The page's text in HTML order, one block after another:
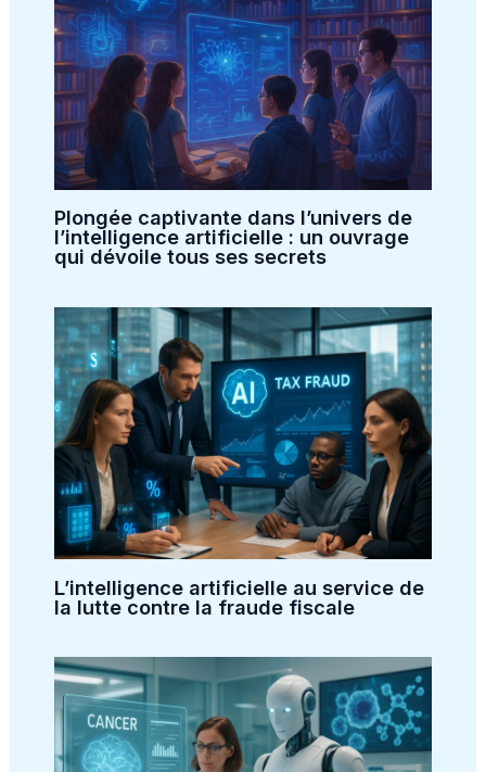
Plongée captivante dans l’univers de
l’intelligence artificielle : un ouvrage
qui dévoile tous ses secrets
L’intelligence artificielle au service de
la lutte contre la fraude fiscale